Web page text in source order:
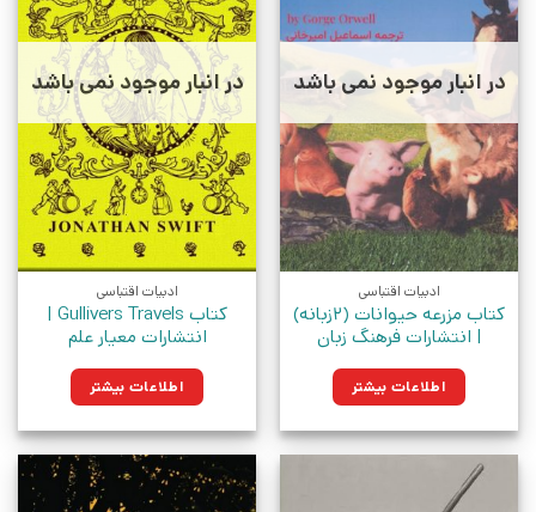
در انبار موجود نمی باشد
ادبیات اقتباسی
کتاب مزرعه حیوانات (2زبانه)
| انتشارات فرهنگ زبان
اطلاعات بیشتر
در انبار موجود نمی باشد
ادبیات اقتباسی
کتاب Gullivers Travels |
انتشارات معیار علم
اطلاعات بیشتر